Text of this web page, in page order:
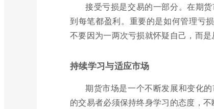
接受亏损是交易的一部分。在期
到每笔都盈利。重要的是如何管理亏
不要因为一两次亏损就怀疑自己，而是
持续学习与适应市场
期货市场是一个不断发展和变化
的交易者必须保持终身学习的态度，不